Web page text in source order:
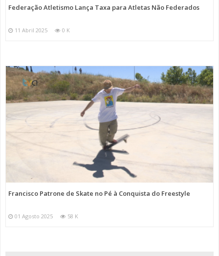
Federação Atletismo Lança Taxa para Atletas Não Federados
11 Abril 2025 0 K
Francisco Patrone de Skate no Pé à Conquista do Freestyle
01 Agosto 2025 58 K